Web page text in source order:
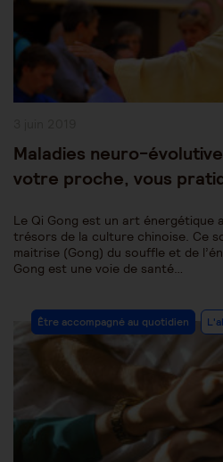
Maladies neuro-
votre proche, vous
Le Qi Gong est un art énergétique
trésors de la culture chinoise. Ce
maitrise (Gong) du souffle et de
Gong est une voie de santé…
Post
Category:
Être accompagné au quotidien